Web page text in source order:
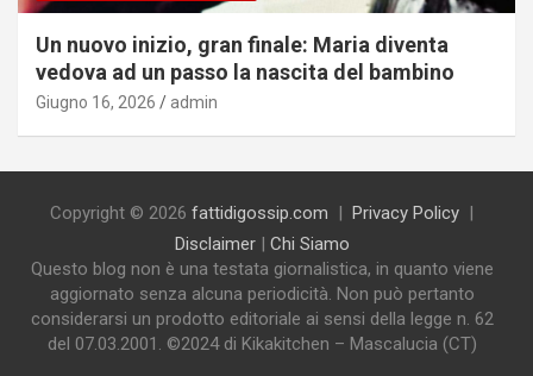
Un nuovo inizio, gran finale: Maria diventa
vedova ad un passo la nascita del bambino
Giugno 16, 2026 admin
Copyright © 2026 fattidigossip.com
Privacy Policy
Disclaimer| Chi Siamo
Questo blog non è una testata giornalistica, in quanto viene
aggiornato senza alcuna periodicità. Non può pertanto
considerarsi un prodotto editoriale ai sensi della legge n. 62
del 07.03.2001. ©2024 di Kikakitchen – Mascalucia (CT)